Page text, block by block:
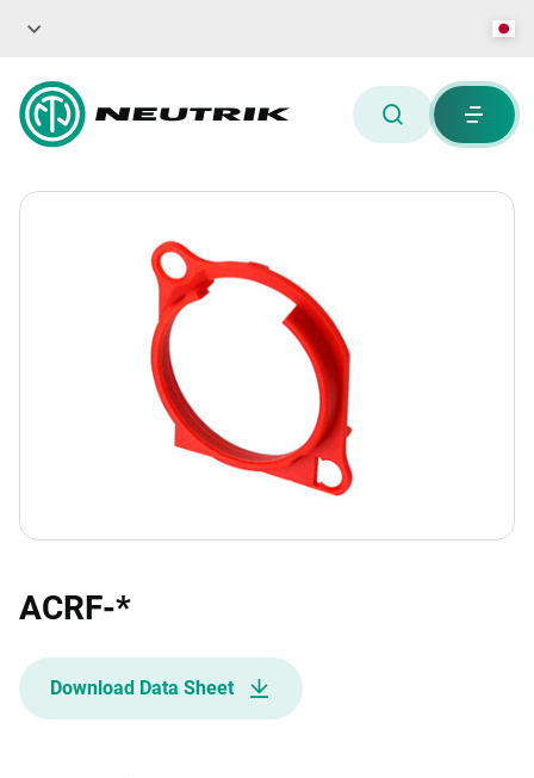
ACRF-*
Download Data Sheet